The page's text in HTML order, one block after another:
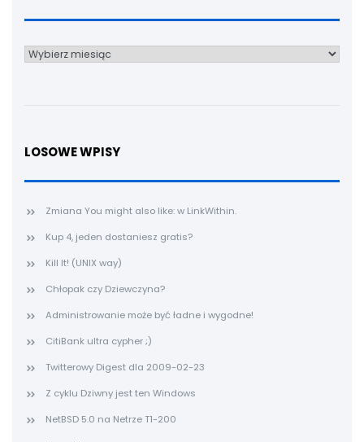
Archiwum
LOSOWE WPISY
Zmiana You might also like: w LinkWithin.
Kup 4, jeden dostaniesz gratis?
Kill It! (UNIX way)
Chłopak czy Dziewczyna?
Administrowanie może być ładne i wygodne!
CitiBank ultra cypher ;)
Twitterowy Digest dla 2009-02-23
Z cyklu Dziwny jest ten Windows
NetBSD 5.0 na Netrze T1-200